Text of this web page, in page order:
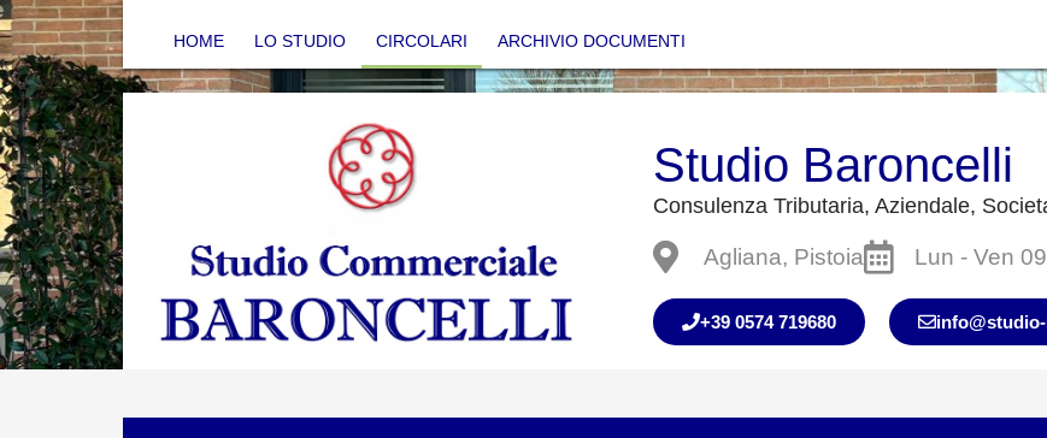
HOME LO STUDIO CIRCOLARI ARCHIVIO DOCUMENTI
Studio Baroncelli
Consulenza Tributaria, Aziendale,
Agliana, Pistoia Lun - Ven
+39 0574 719680